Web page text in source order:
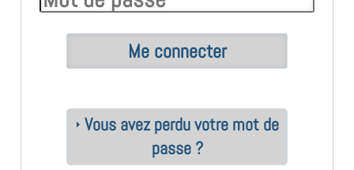
Vous avez perdu votre mot de
passe ?